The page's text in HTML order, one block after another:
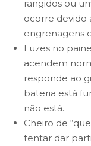
rangidos ou
ocorre devido
engrenagens
Luzes no
acendem
responde ao
bateria está
não está.
Cheiro de
tentar dar